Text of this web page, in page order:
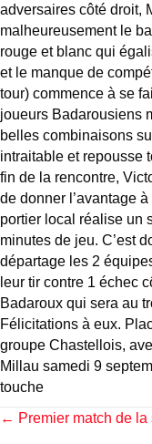
adversaires côté droit,
malheureusement le
rouge et blanc qui
et le manque de
tour) commence à se
joueurs Badarousiens
belles combinaisons
intraitable et repousse
fin de la rencontre,
de donner l’avantage
portier local réalise un
minutes de jeu. C’est
départage les 2
leur tir contre 1 échec
Badaroux qui sera au
Félicitations à eux.
groupe Chastellois,
Millau samedi 9
touche
Posts
← Premier match de la